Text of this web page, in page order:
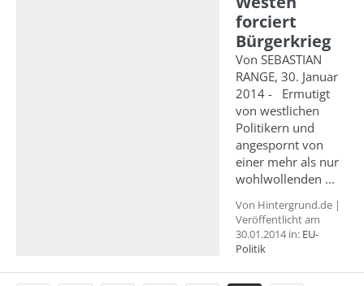
forciert
Bürgerkrieg
Von SEBASTIAN
RANGE, 30. Januar
2014 - Ermutigt
von westlichen
Politikern und
angespornt von
einer mehr als nur
wohlwollenden ...
Von Hintergrund.de |
Veröffentlicht am
30.01.2014 in: EU-
Politik